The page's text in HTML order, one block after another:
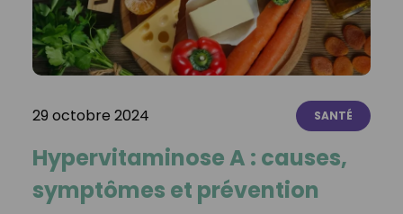
29 octobre 2024 SANTÉ
Hypervitaminose A : causes,
symptômes et prévention